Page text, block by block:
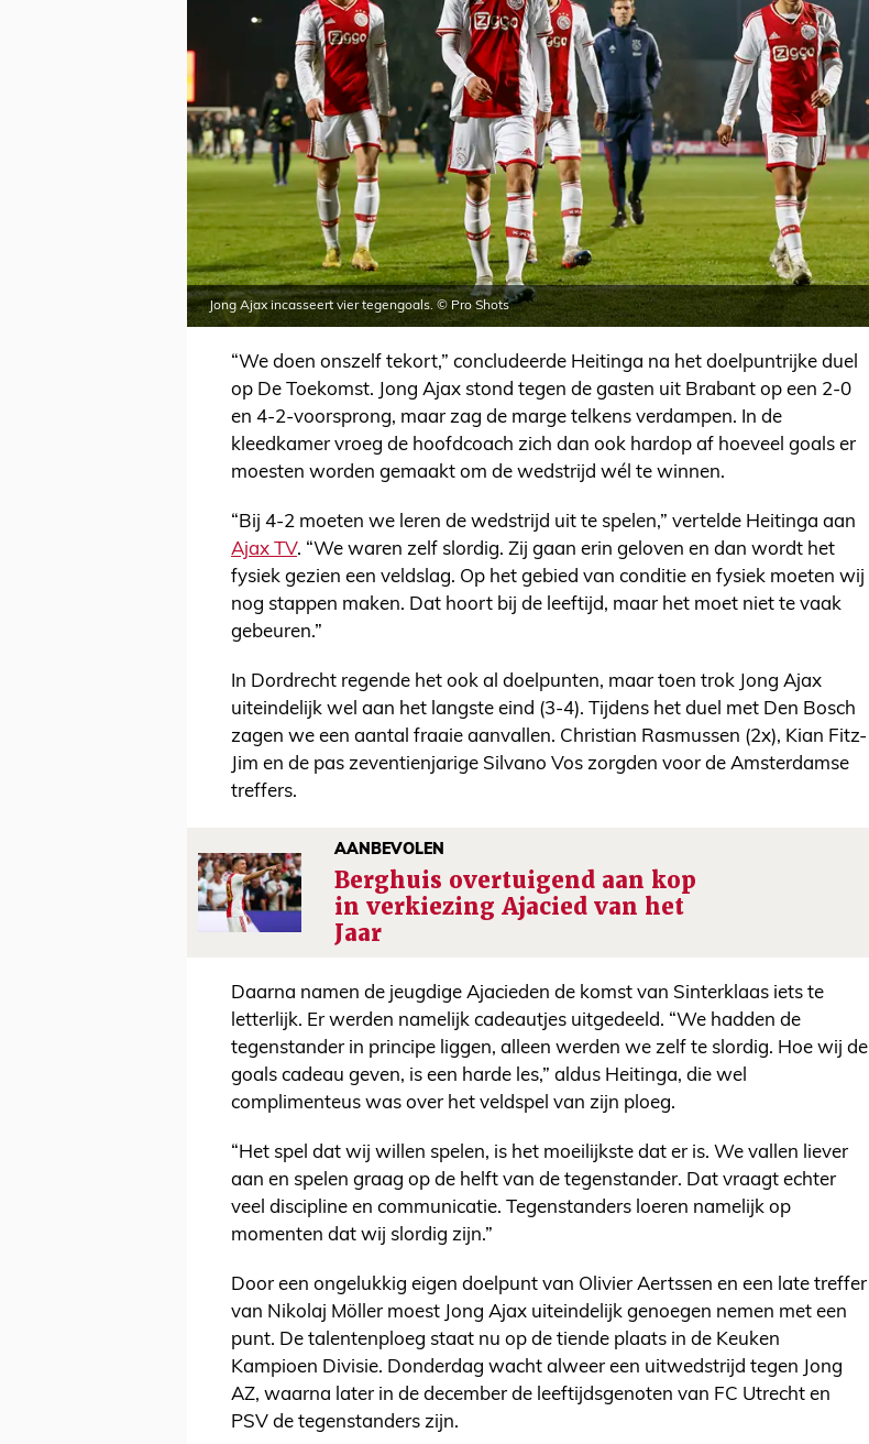
Jong Ajax incasseert vier tegengoals. © Pro Shots
“We doen onszelf tekort,” concludeerde Heitinga na het doelpuntrijke duel
op De Toekomst. Jong Ajax stond tegen de gasten uit Brabant op een 2-0
en 4-2-voorsprong, maar zag de marge telkens verdampen. In de
kleedkamer vroeg de hoofdcoach zich dan ook hardop af hoeveel goals er
moesten worden gemaakt om de wedstrijd wél te winnen.
“Bij 4-2 moeten we leren de wedstrijd uit te spelen,” vertelde Heitinga aan
Ajax TV. “We waren zelf slordig. Zij gaan erin geloven en dan wordt het
fysiek gezien een veldslag. Op het gebied van conditie en fysiek moeten wij
nog stappen maken. Dat hoort bij de leeftijd, maar het moet niet te vaak
gebeuren.”
In Dordrecht regende het ook al doelpunten, maar toen trok Jong Ajax
uiteindelijk wel aan het langste eind (3-4). Tijdens het duel met Den Bosch
zagen we een aantal fraaie aanvallen. Christian Rasmussen (2x), Kian Fitz-
Jim en de pas zeventienjarige Silvano Vos zorgden voor de Amsterdamse
treffers.
AANBEVOLEN
Berghuis overtuigend aan kop
in verkiezing Ajacied van het
Jaar
Daarna namen de jeugdige Ajacieden de komst van Sinterklaas iets te
letterlijk. Er werden namelijk cadeautjes uitgedeeld. “We hadden de
tegenstander in principe liggen, alleen werden we zelf te slordig. Hoe wij de
goals cadeau geven, is een harde les,” aldus Heitinga, die wel
complimenteus was over het veldspel van zijn ploeg.
“Het spel dat wij willen spelen, is het moeilijkste dat er is. We vallen liever
aan en spelen graag op de helft van de tegenstander. Dat vraagt echter
veel discipline en communicatie. Tegenstanders loeren namelijk op
momenten dat wij slordig zijn.”
Door een ongelukkig eigen doelpunt van Olivier Aertssen en een late treffer
van Nikolaj Möller moest Jong Ajax uiteindelijk genoegen nemen met een
punt. De talentenploeg staat nu op de tiende plaats in de Keuken
Kampioen Divisie. Donderdag wacht alweer een uitwedstrijd tegen Jong
AZ, waarna later in de december de leeftijdsgenoten van FC Utrecht en
PSV de tegenstanders zijn.